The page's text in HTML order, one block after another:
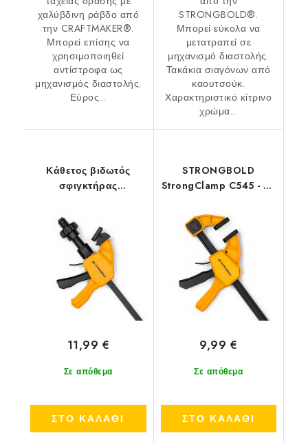
χαλύβδινη ράβδο από
την CRAFTMAKER®.
Μπορεί επίσης να
χρησιμοποιηθεί
αντίστροφα ως
μηχανισμός διαστολής.
Εύρος...
STRONGBOLD®.
Μπορεί εύκολα να
μετατραπεί σε
μηχανισμό διαστολής.
Τακάκια σιαγόνων από
καουτσούκ.
Χαρακτηριστικό κίτρινο
χρώμα...
Κάθετος βιδωτός
σφιγκτήρας
StrongClamp C825 - 25
cm
Σε απόθεμα
11,99 €
ΣΤΟ ΚΑΛΑΘΙ
STRONGBOLD
StrongClamp C545 - 45
Σε απόθεμα
9,99 €
ΣΤΟ ΚΑΛΑΘΙ